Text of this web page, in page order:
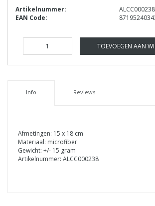
Artikelnummer:
ALCC000238
EAN Code:
TOEVOEGEN AAN
Info Reviews
Afmetingen: 15 x 18 cm
Materiaal: microfiber
Gewicht: +/- 15 gram
Artikelnummer: ALCC000238